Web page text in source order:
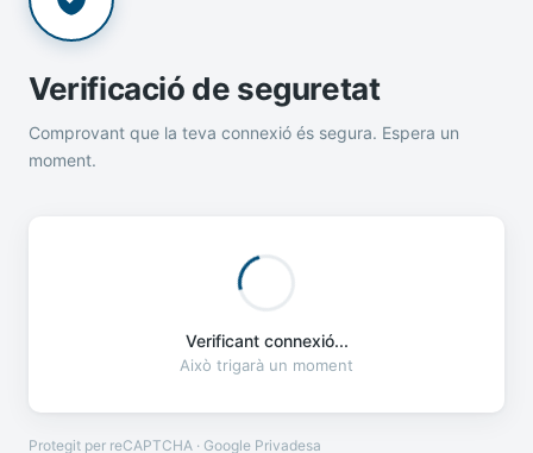
Verificació de seguretat
Comprovant que la teva connexió és segura. Espera un
moment.
Verificant connexió...
Això trigarà un moment
Protegit per reCAPTCHA · Google Privadesa